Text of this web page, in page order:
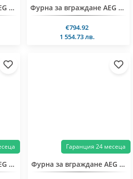
Фурна за вграждане AEG OA5CB31SM Фурна за вграждане AEG TE7PB63ZAB
€794.92
1 554.73 лв.
Фурна за вграждане AEG TU5AB21FSB
Гаранция 24 месеца
Фурна за вграждане AEG TU5PB431SB